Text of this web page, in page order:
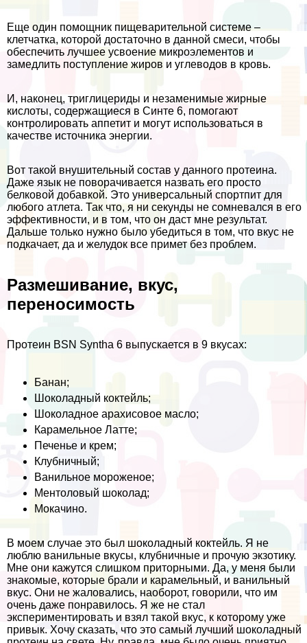
Еще один помощник пищеварительной системе –
клетчатка, которой достаточно в данной смеси, чтобы
обеспечить лучшее усвоение микроэлементов и
замедлить поступление жиров и углеводов в кровь.
И, наконец, триглицериды и незаменимые жирные
кислоты, содержащиеся в Синте 6, помогают
контролировать аппетит и могут использоваться в
качестве источника энергии.
Вот такой внушительный состав у данного протеина.
Даже язык не поворачивается назвать его просто
белковой добавкой. Это универсальный спортпит для
любого атлета. Так что, я ни секунды не сомневался в его
эффективности, и в том, что он даст мне результат.
Дальше только нужно было убедиться в том, что вкус не
подкачает, да и желудок все примет без проблем.
Размешивание, вкус,
переносимость
Протеин BSN Syntha 6 выпускается в 9 вкусах:
Банан;
Шоколадный коктейль;
Шоколадное арахисовое масло;
Карамельное Латте;
Печенье и крем;
Клубничный;
Ванильное мороженое;
Ментоловый шоколад;
Мокачино.
В моем случае это был шоколадный коктейль. Я не
люблю ванильные вкусы, клубничные и прочую экзотику.
Мне они кажутся слишком приторными. Да, у меня были
знакомые, которые брали и карамельный, и ванильный
вкус. Они не жаловались, наоборот, говорили, что им
очень даже понравилось. Я же не стал
экспериментировать и взял такой вкус, к которому уже
привык. Хочу сказать, что это самый лучший шоколадный